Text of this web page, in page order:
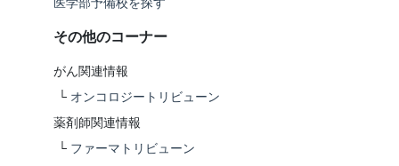
その他のコーナー
がん関連情報
└ オンコロジートリビューン
薬剤師関連情報
└ ファーマトリビューン